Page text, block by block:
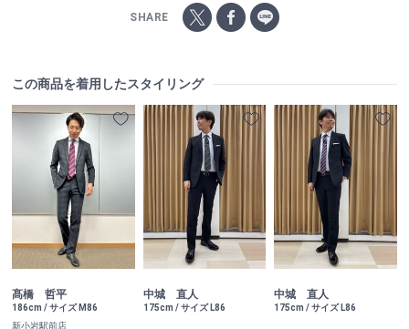
SHARE
この商品を着用したスタイリング
髙橋 哲平
186cm / サイズ M86
新小岩駅前店
中城 直人
175cm / サイズ L86
中城 直人
175cm / サイズ L86